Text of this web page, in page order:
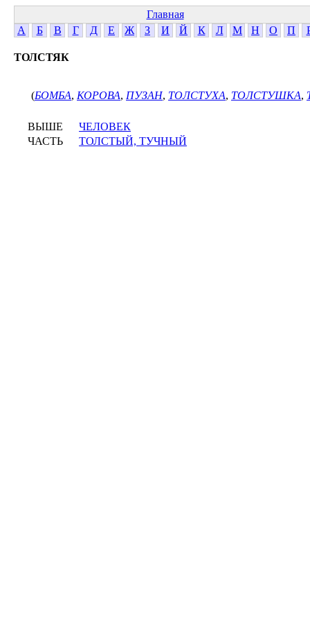
Главная
А
Б В Г Д Е Ж З И Й К Л М Н О П
ТОЛСТЯК
(БОМБА, КОРОВА, ПУЗАН, ТОЛСТУХА, ТОЛСТУШКА,
ВЫШЕ
ЧЕЛОВЕК
ЧАСТЬ
ТОЛСТЫЙ, ТУЧНЫЙ